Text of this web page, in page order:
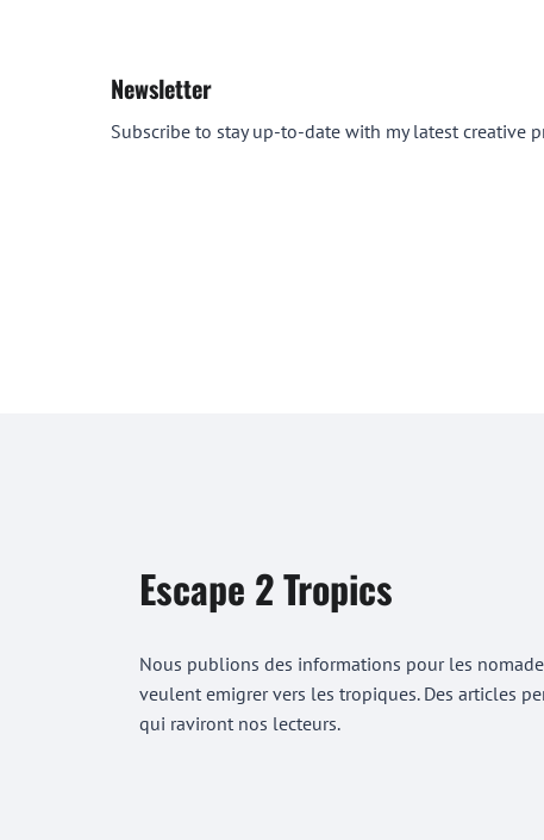
Newsletter
Subscribe to stay up-to-date with my latest creative
Escape 2 Tropics
Nous publions des informations pour les
veulent emigrer vers les tropiques. Des articles
qui raviront nos lecteurs.